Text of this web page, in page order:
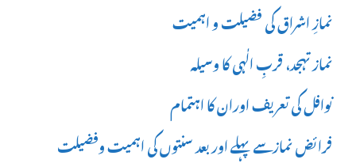
نمازِ اشراق کی فضیلت و اہمیت
نماز تہجد، قربِ الٰہی کا وسیلہ
نوافل کی تعریف اوران کا اہتمام
فرائض نمازسے پہلے اور بعد سنتوں کی اہمیت وفضیلت